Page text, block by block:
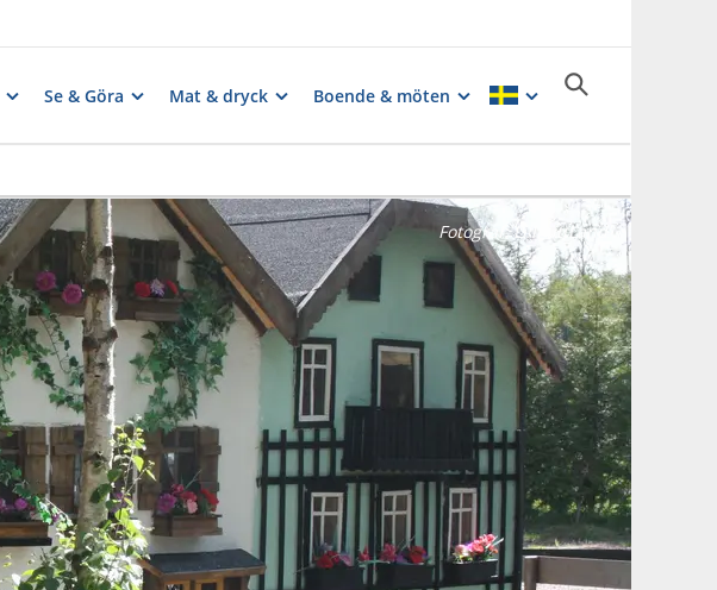
Se & Göra Mat & dryck Boende & möten
Fotograf:LillPuttLand